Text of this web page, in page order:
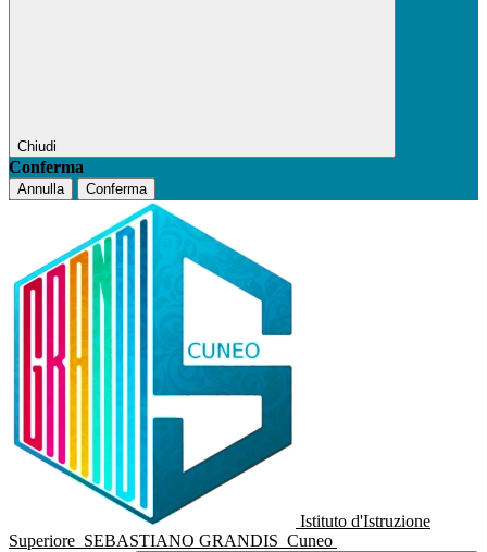
Chiudi
Conferma
Annulla Conferma
Istituto d'Istruzione
Superiore SEBASTIANO GRANDIS Cuneo